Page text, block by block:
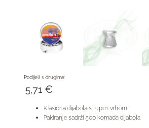
Podijeli s drugima:
5,71 €
Klasična dijabola s tupim vrhom.
Pakiranje sadrži 500 komada dijabola.